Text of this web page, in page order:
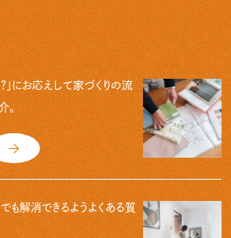
」にお応えして家づくりの流
。
も解消できるようよくある質